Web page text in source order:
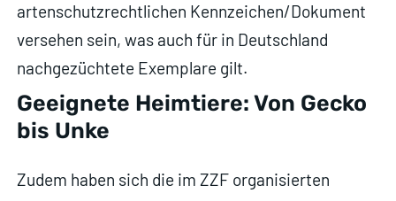
artenschutzrechtlichen Kennzeichen/Dokument
versehen sein, was auch für in Deutschland
nachgezüchtete Exemplare gilt.
Geeignete Heimtiere: Von Gecko
bis Unke
Zudem haben sich die im ZZF organisierten